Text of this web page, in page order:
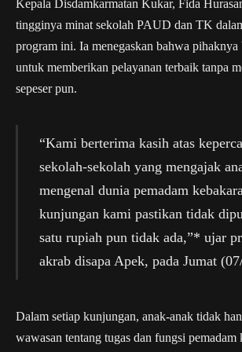
Kepala Disdamkarmatan Kukar, Fida
tingginya minat sekolah PAUD dan TK
program ini. Ia menegaskan bahwa pihaknya
untuk memberikan pelayanan terbaik tanpa
sepeser pun.
“Kami berterima kasih atas
sekolah-sekolah yang mengajak
mengenal dunia pemadam
kunjungan kami pastikan tidak
satu rupiah pun tidak ada,”* ujar
akrab disapa Apek, pada Jumat
Dalam setiap kunjungan, anak-anak tidak
wawasan tentang tugas dan fungsi pemadam